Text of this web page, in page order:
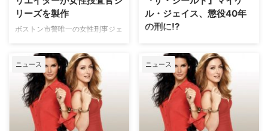
ラ・アイルズ（サッシャ・アレク
サンダー）の異色バディが活躍す
るクライムミステリー。 アンジ
招待状」のこと。当 …
に引き続き、今日も5人紹介しよ
う。（※本記事は、そ…
リーズを製作
ボストン市警唯一の女性刑事ジェ
モーラ・アイルズを主人公にした
本格犯罪ミステリー『リゾーリ＆
アイルズ』のクリエイターである
ジャネット・タマロ
（『BONES』）が、米FOXにて
女性刑事を題材にした新作ドラマ
を製作することが明らかになっ
ル・ジェイス、懲役40年
の刑に!?
刑事犯罪ドラマ『ザ・シールド
～ルール無用の警察バッジ～』で
ジュリアン・ロウを演じたマイケ
ル・ジェイスは、2014年5月に妻
を射殺した容疑で逮捕されてい
た。この事件で、この度、彼が有
罪を言い渡されたことが明らかと
なった。 【関連コラム】アメリ
ニュース ニュース